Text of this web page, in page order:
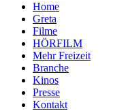
Home
Greta
Filme
HÖRFILM
Mehr Freizeit
Branche
Kinos
Presse
Kontakt